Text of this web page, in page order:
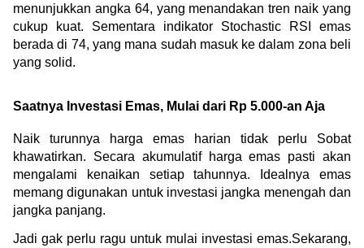
menunjukkan angka 64, yang menandakan tren naik yang
cukup kuat. Sementara indikator Stochastic RSI emas
berada di 74, yang mana sudah masuk ke dalam zona beli
yang solid.
Saatnya Investasi Emas, Mulai dari Rp 5.000-an Aja
Naik turunnya harga emas harian tidak perlu Sobat
khawatirkan. Secara akumulatif harga emas pasti akan
mengalami kenaikan setiap tahunnya. Idealnya emas
memang digunakan untuk investasi jangka menengah dan
jangka panjang.
Jadi gak perlu ragu untuk mulai investasi emas.Sekarang,